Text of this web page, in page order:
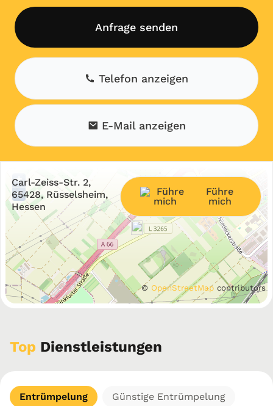
Anfrage senden
Telefon anzeigen
E-Mail anzeigen
+
−
© OpenStreetMap contributors
Carl-Zeiss-Str. 2,
65428, Rüsselsheim,
Hessen
Führe
mich
Top Dienstleistungen
Entrümpelung Günstige Entrümpelung